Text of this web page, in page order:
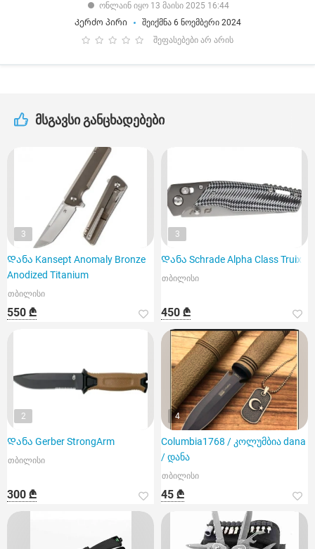
ონლაინ იყო 13 მაისი 2025 16:44
Კერძო პირი
შეიქმნა 6 ნოემბერი 2024
შეფასებები არ არის
მსგავსი განცხადებები
3
Დანა Kansept Anomaly Bronze
Anodized Titanium
თბილისი
550 ₾
3
Დანა Schrade Alpha Class Truix
თბილისი
450 ₾
2
Დანა Gerber StrongArm
თბილისი
300 ₾
4
Columbia1768 / კოლუმბია dana
/ დანა
თბილისი
45 ₾